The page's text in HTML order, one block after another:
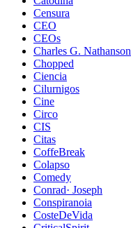
Censura
CEO
CEOs
Charles G. Nathanson
Chopped
Ciencia
Cilurnigos
Cine
Circo
CIS
Citas
CoffeBreak
Colapso
Comedy
Conrad· Joseph
Conspiranoia
CosteDeVida